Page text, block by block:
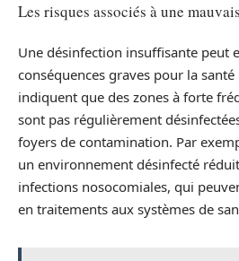
Les risques associés à une
Une désinfection insuffisante peut
conséquences graves pour la
indiquent que des zones à forte
sont pas régulièrement
foyers de contamination. Par
un environnement désinfecté
infections nosocomiales, qui
en traitements aux systèmes de